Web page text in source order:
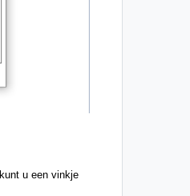
kunt u een vinkje